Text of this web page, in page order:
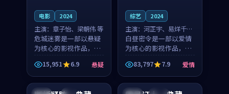
电影 2024
主演： 章子怡、梁朝伟 等
危城迷雾是一部以悬疑
为核心的影视作品，围
绕危机、反转与人物成
长展开，整体节奏紧
凑，值得推荐观看。
15,951 6.9 悬疑
综艺 2024
主演： 河正宇、易烊千玺
等
白昼密令是一部以爱情
为核心的影视作品，围
绕危机、反转与人物成
长展开，整体节奏紧
凑，值得推荐观看。
83,797 7.9 爱情